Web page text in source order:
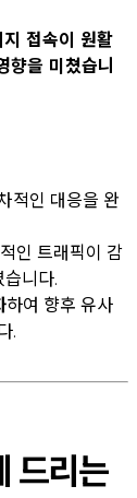
접속이 원활
향을 미쳤습니
적인 대응을 완
인 트래픽이 감
니다.
하여 향후 유사
.
드리는